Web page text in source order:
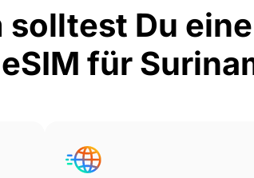
solltest Du
eSIM für